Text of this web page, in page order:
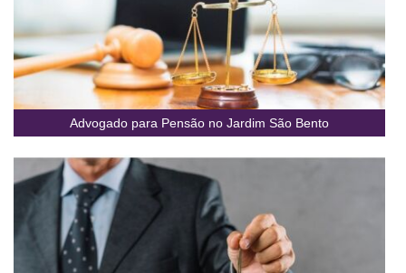
Advogado para Pensão no Jardim São Bento